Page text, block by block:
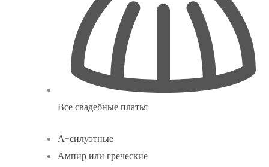
Все свадебные платья
А-силуэтные
Ампир или греческие